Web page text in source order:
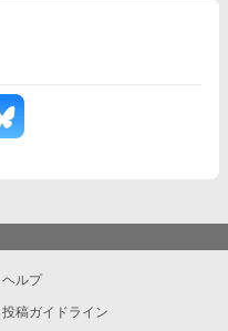
ヘルプ
投稿ガイドライン